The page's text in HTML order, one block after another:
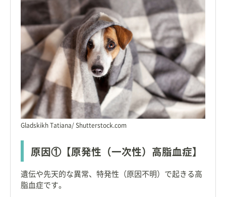
Gladskikh Tatiana/ Shutterstock.com
原因①【原発性（一次性）高脂血症】
遺伝や先天的な異常、特発性（原因不明）で起きる高
脂血症です。